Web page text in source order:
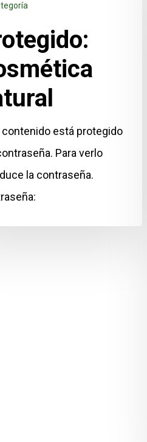
contenido está protegido
Para verlo
la contraseña.